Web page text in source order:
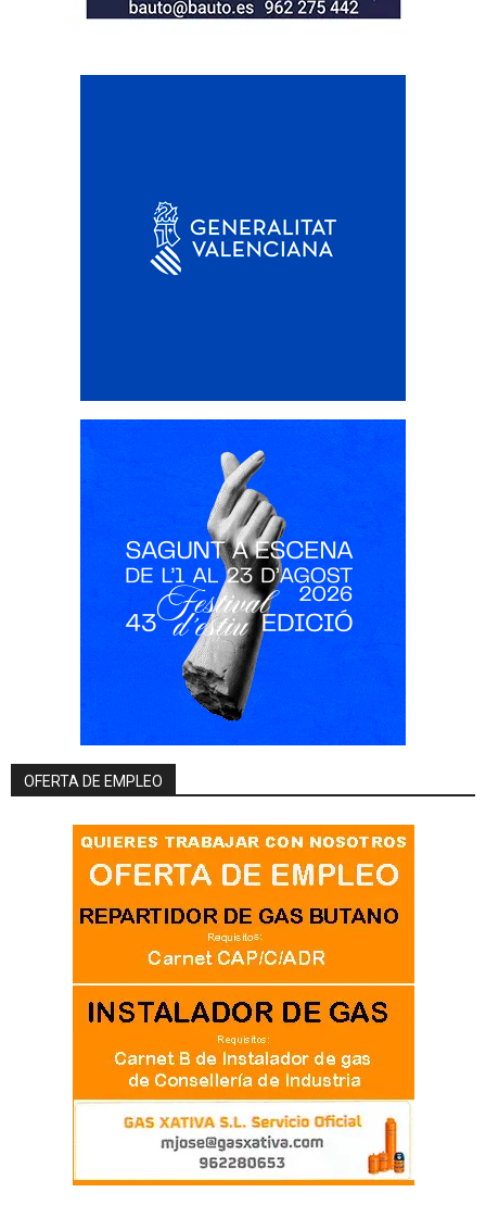
OFERTA DE EMPLEO